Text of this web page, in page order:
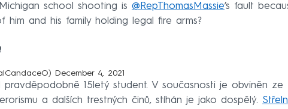
school shooting is @RepThomasMassie’s fault
him and his family holding legal fire arms?
December 4, 2021
pravděpodobně 15letý student. V současnosti je obviněn ze
a dalších trestných činů, stíhán je jako dospělý.